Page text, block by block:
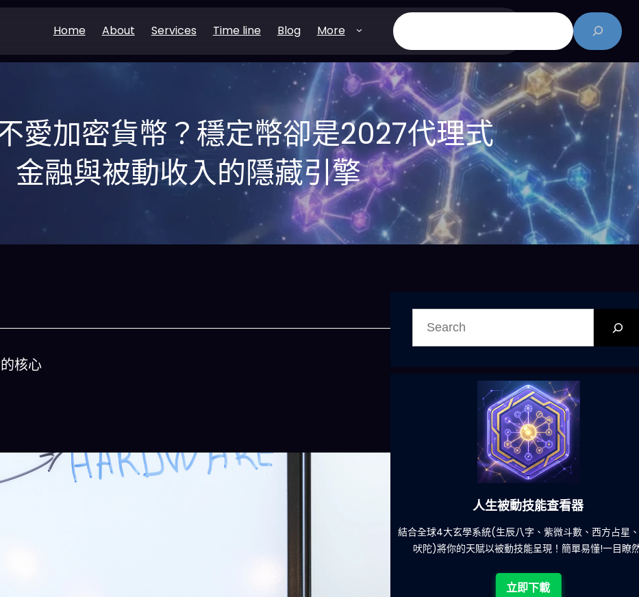
Home About Services Time line Blog More
搜
尋
愛加密貨幣？穩定幣卻是2027代理式
金融與被動收入的隱藏引擎
核心
人生被動技能查看器
結合全球4大玄學系統(生辰八字、紫微斗數、西方占星
吠陀)將你的天賦以被動技能呈現！簡單易懂!一目瞭
立即下載